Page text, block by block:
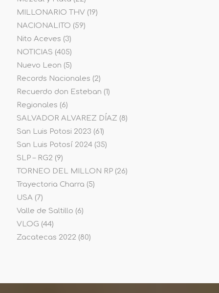
MILLONARIO THV(19)
NACIONALITO (59)
Nito Aceves (3)
NOTICIAS (405)
Nuevo Leon (5)
Records Nacionales (2)
Recuerdo don Esteban (1)
Regionales (6)
SALVADOR ALVAREZ DÍAZ (8)
San Luis Potosi 2023 (61)
San Luis Potosí 2024(35)
SLP – RG2 (9)
TORNEO DEL MILLON RP(26)
Trayectoria Charra (5)
USA(7)
Valle de Saltillo (6)
VLOG (44)
Zacatecas 2022 (80)